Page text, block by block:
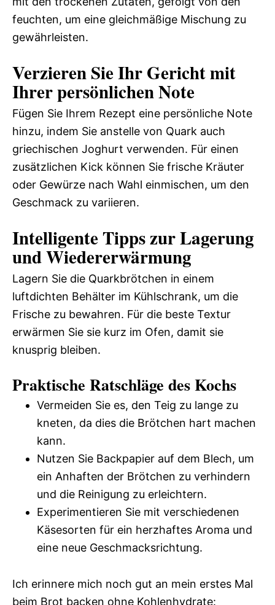
feuchten, um eine gleichmäßige Mischung zu
gewährleisten.
Verzieren Sie Ihr Gericht mit
Ihrer persönlichen Note
Fügen Sie Ihrem Rezept eine persönliche Note
hinzu, indem Sie anstelle von Quark auch
griechischen Joghurt verwenden. Für einen
zusätzlichen Kick können Sie frische Kräuter
oder Gewürze nach Wahl einmischen, um den
Geschmack zu variieren.
Intelligente Tipps zur Lagerung
und Wiedererwärmung
Lagern Sie die Quarkbrötchen in einem
luftdichten Behälter im Kühlschrank, um die
Frische zu bewahren. Für die beste Textur
erwärmen Sie sie kurz im Ofen, damit sie
knusprig bleiben.
Praktische Ratschläge des Kochs
Vermeiden Sie es, den Teig zu lange zu
kneten, da dies die Brötchen hart machen
kann.
Nutzen Sie Backpapier auf dem Blech, um
ein Anhaften der Brötchen zu verhindern
und die Reinigung zu erleichtern.
Experimentieren Sie mit verschiedenen
Käsesorten für ein herzhaftes Aroma und
eine neue Geschmacksrichtung.
Ich erinnere mich noch gut an mein erstes Mal
beim Brot backen ohne Kohlenhydrate: